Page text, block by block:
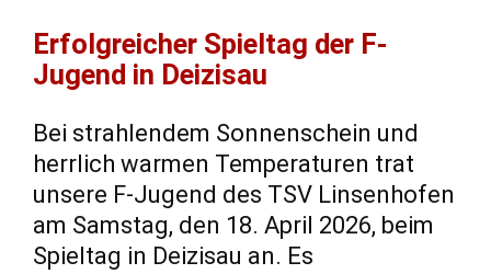
​Erfolgreicher Spieltag der F-
Jugend in Deizisau
​Bei strahlendem Sonnenschein und
herrlich warmen Temperaturen trat
unsere F-Jugend des TSV Linsenhofen
am Samstag, den 18. April 2026, beim
Spieltag in Deizisau an. ​Es